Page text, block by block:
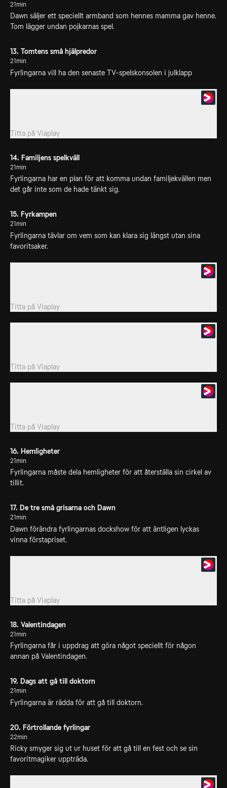
21min
Dawn säljer ett speciellt armband som hennes mamma gav henne.
Tom lägger undan pojkarnas spel.
13. Tomtens små hjälpredor
21min
Fyrlingarna vill ha den senaste TV-spelskonsolen i julklapp
Titta på Viaplay
14. Familjens spelkväll
21min
Fyrlingarna har en plan för att komma undan familjekvällen men
det går inte som de hade tänkt sig.
15. Fyrkampen
21min
Fyrlingarna tävlar om vem som kan klara sig längst utan sina
favoritsaker.
Titta på Viaplay
Titta på Viaplay
Titta på Viaplay
16. Hemligheter
21min
Fyrlingarna måste dela hemligheter för att återställa sin cirkel av
tillit.
17. De tre små grisarna och Dawn
21min
Dawn förändra fyrlingarnas dockshow för att äntligen lyckas
vinna förstapriset.
Titta på Viaplay
18. Valentindagen
21min
Fyrlingarna får i uppdrag att göra något speciellt för någon
annan på Valentindagen.
19. Dags att gå till doktorn
21min
Fyrlingarna är rädda för att gå till doktorn.
20. Förtrollande fyrlingar
22min
Ricky smyger sig ut ur huset för att gå till en fest och se sin
favoritmagiker uppträda.